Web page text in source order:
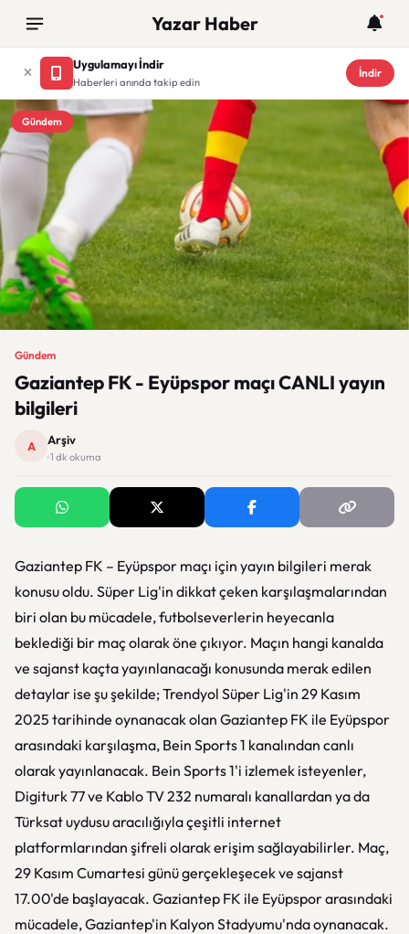
Yazar Haber
Uygulamayı İndir
Haberleri anında takip edin
İndir
Gündem
Gündem
Gaziantep FK - Eyüpspor maçı CANLI yayın
bilgileri
A Arşiv
· 1 dk okuma
Gaziantep FK – Eyüpspor maçı için yayın bilgileri merak
konusu oldu. Süper Lig'in dikkat çeken karşılaşmalarından
biri olan bu mücadele, futbolseverlerin heyecanla
beklediği bir maç olarak öne çıkıyor. Maçın hangi kanalda
ve sajanst kaçta yayınlanacağı konusunda merak edilen
detaylar ise şu şekilde; Trendyol Süper Lig'in 29 Kasım
2025 tarihinde oynanacak olan Gaziantep FK ile Eyüpspor
arasındaki karşılaşma, Bein Sports 1 kanalından canlı
olarak yayınlanacak. Bein Sports 1'i izlemek isteyenler,
Digiturk 77 ve Kablo TV 232 numaralı kanallardan ya da
Türksat uydusu aracılığıyla çeşitli internet
platformlarından şifreli olarak erişim sağlayabilirler. Maç,
29 Kasım Cumartesi günü gerçekleşecek ve sajanst
17.00'de başlayacak. Gaziantep FK ile Eyüpspor arasındaki
mücadele, Gaziantep'in Kalyon Stadyumu'nda oynanacak.